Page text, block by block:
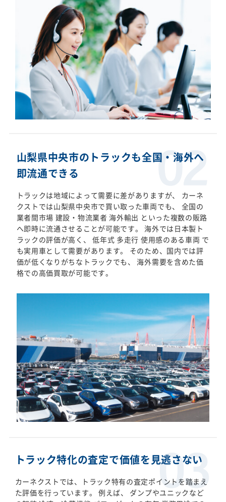
山梨県中央市のトラックも全国・海外へ
即流通できる
トラックは地域によって需要に差がありますが、 カーネ
クストでは山梨県中央市で買い取った車両でも、 全国の
業者間市場 建設・物流業者 海外輸出 といった複数の販路
へ即時に流通させることが可能です。 海外では日本製ト
ラックの評価が高く、 低年式 多走行 使用感のある車両 で
も実用車として需要があります。 そのため、国内では評
価が低くなりがちなトラックでも、 海外需要を含めた価
格での高価買取が可能です。
トラック特化の査定で価値を見逃さない
カーネクストでは、トラック特有の査定ポイントを踏まえ
た評価を行っています。 例えば、 ダンプやユニックなど